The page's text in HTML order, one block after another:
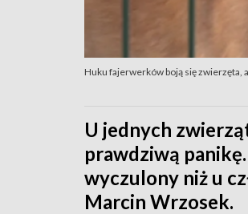
Huku fajerwerków boją się zwierzęta,
U jednych
prawdziwą
wyczulony niż u
Marcin Wrzosek.